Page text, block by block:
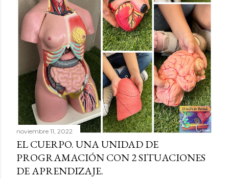
r
u
n
m
e
n
t
a
r
i
o
noviembre 11, 2022
EL CUERPO. UNA UNIDAD DE
PROGRAMACIÓN CON 2 SITUACIONES
DE APRENDIZAJE.